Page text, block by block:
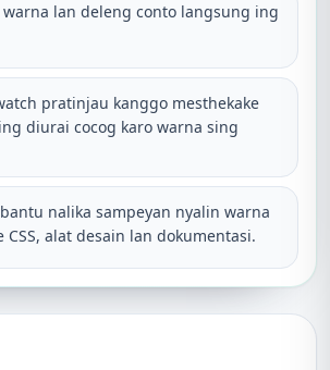
lan deleng conto langsung ing
pratinjau kanggo mesthekake
diurai cocog karo warna sing
nalika sampeyan nyalin warna
CSS, alat desain lan dokumentasi.